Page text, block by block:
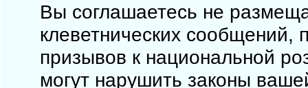
Вы соглашаетесь не
клеветнических сообщений,
призывов к национальной
могут нарушить законы